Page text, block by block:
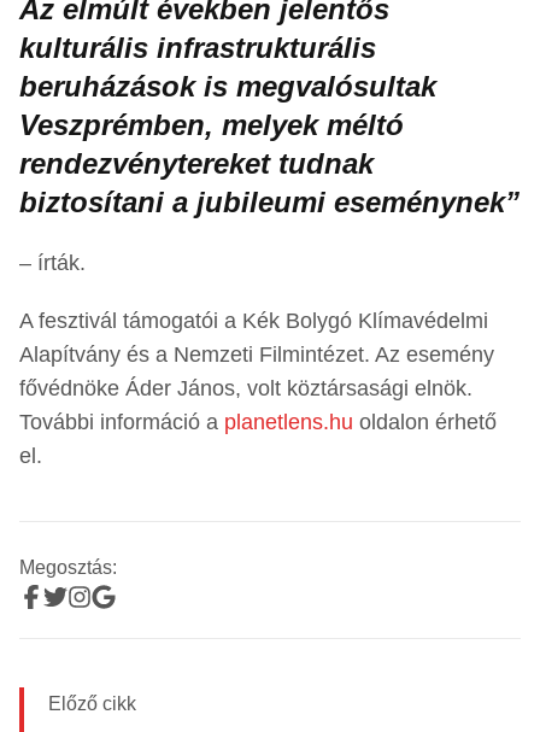
Az elmúlt években jelentős
kulturális infrastrukturális
beruházások is megvalósultak
Veszprémben, melyek méltó
rendezvénytereket tudnak
biztosítani a jubileumi eseménynek”
– írták.
A fesztivál támogatói a Kék Bolygó Klímavédelmi
Alapítvány és a Nemzeti Filmintézet. Az esemény
fővédnöke Áder János, volt köztársasági elnök.
További információ a planetlens.hu oldalon érhető
el.
Megosztás:
Előző cikk